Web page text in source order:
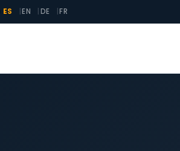
ES EN DE FR